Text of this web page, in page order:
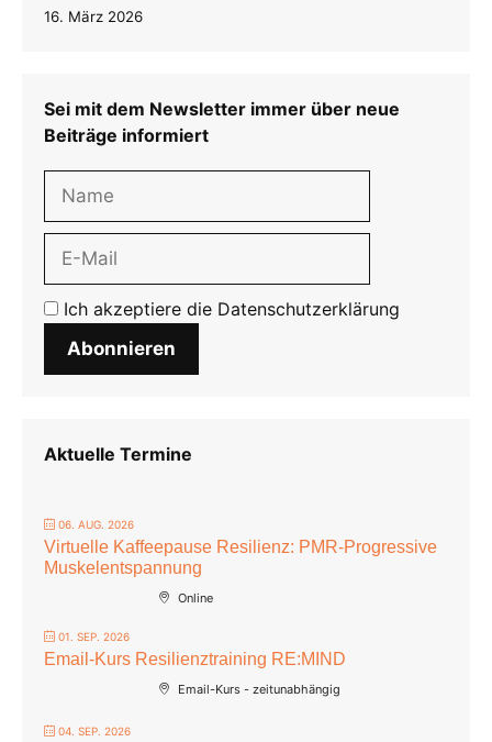
16. März 2026
Sei mit dem Newsletter immer über neue
Beiträge informiert
Ich akzeptiere die Datenschutzerklärung
Abonnieren
Aktuelle Termine
06. AUG. 2026
Virtuelle Kaffeepause Resilienz: PMR-Progressive
Muskelentspannung
Online
01. SEP. 2026
Email-Kurs Resilienztraining RE:MIND
Email-Kurs - zeitunabhängig
04. SEP. 2026